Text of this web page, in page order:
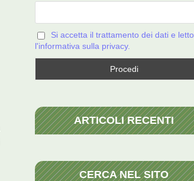
Si accetta il trattamento dei dati e letto
l'informativa sulla privacy.
ARTICOLI RECENTI
CERCA NEL SITO